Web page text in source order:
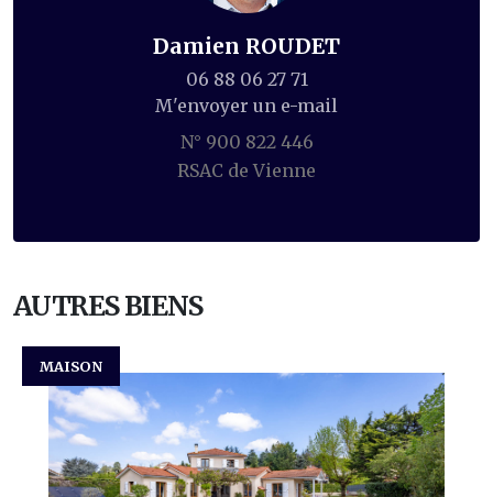
Damien ROUDET
06 88 06 27 71
M'envoyer un e-mail
N° 900 822 446
RSAC de Vienne
AUTRES BIENS
MAISON